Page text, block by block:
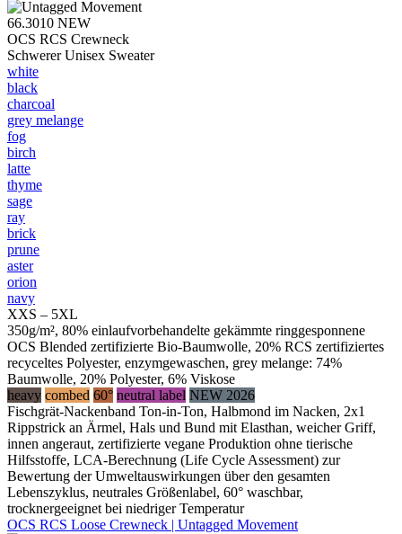
66.3010 NEW
OCS RCS Crewneck
Schwerer Unisex Sweater
white
black
charcoal
grey melange
fog
birch
latte
thyme
sage
ray
brick
prune
aster
orion
navy
XXS – 5XL
350g/m², 80% einlaufvorbehandelte gekämmte ringgesponnene
OCS Blended zertifizierte Bio-Baumwolle, 20% RCS zertifiziertes
recyceltes Polyester, enzymgewaschen, grey melange: 74%
Baumwolle, 20% Polyester, 6% Viskose
heavy combed 60° neutral label NEW 2026
Fischgrät-Nackenband Ton-in-Ton, Halbmond im Nacken, 2x1
Rippstrick an Ärmel, Hals und Bund mit Elasthan, weicher Griff,
innen angeraut, zertifizierte vegane Produktion ohne tierische
Hilfsstoffe, LCA-Berechnung (Life Cycle Assessment) zur
Bewertung der Umweltauswirkungen über den gesamten
Lebenszyklus, neutrales Größenlabel, 60° waschbar,
trocknergeeignet bei niedriger Temperatur
OCS RCS Loose Crewneck | Untagged Movement